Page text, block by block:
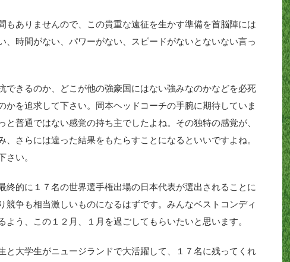
もありませんので、この貴重な遠征を生かす準備を首脳陣には
、時間がない、パワーがない、スピードがないとないない言っ
できるのか、どこが他の強豪国にはない強みなのかなどを必死
かを追求して下さい。岡本ヘッドコーチの手腕に期待していま
と普通ではない感覚の持ち主でしたよね。その独特の感覚が、
、さらには違った結果をもたらすことになるといいですよね。
さい。
終的に１７名の世界選手権出場の日本代表が選出されることに
競争も相当激しいものになるはずです。みんなベストコンディ
よう、この１２月、１月を過ごしてもらいたいと思います。
と大学生がニュージランドで大活躍して、１７名に残ってくれ